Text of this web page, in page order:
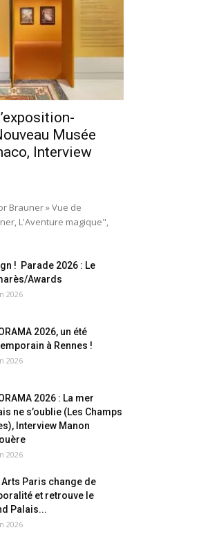
Musée
Interview
Brauner » Vue de
L'Aventure magique",
! Parade 2026 : Le
Awards
2026
2026, un été
à Rennes !
2026
2026 : La mer
ne s’oublie (Les Champs
Interview Manon
2026
Arts Paris change de
et retrouve le
Palais...
2026